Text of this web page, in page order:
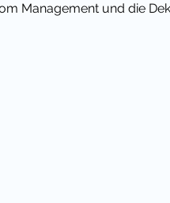
Management und die